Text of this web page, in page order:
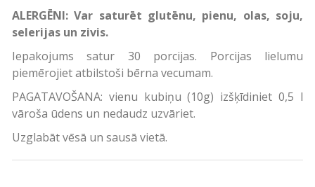
ALERGĒNI: Var saturēt glutēnu, pienu, olas, soju,
selerijas un zivis.
Iepakojums satur 30 porcijas. Porcijas lielumu
piemērojiet atbilstoši bērna vecumam.
PAGATAVOŠANA: vienu kubiņu (10g) izšķīdiniet 0,5 l
vāroša ūdens un nedaudz uzvāriet.
Uzglabāt vēsā un sausā vietā.